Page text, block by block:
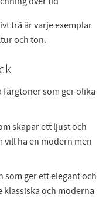
trä är varje exemplar
och ton.
som ger olika
skapar ett ljust och
ha en modern men
som ger ett elegant och
klassiska och moderna